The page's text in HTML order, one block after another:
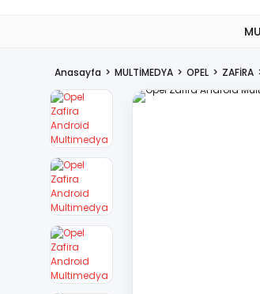
Anasayfa MULTİMEDYA OPEL ZAFİRA